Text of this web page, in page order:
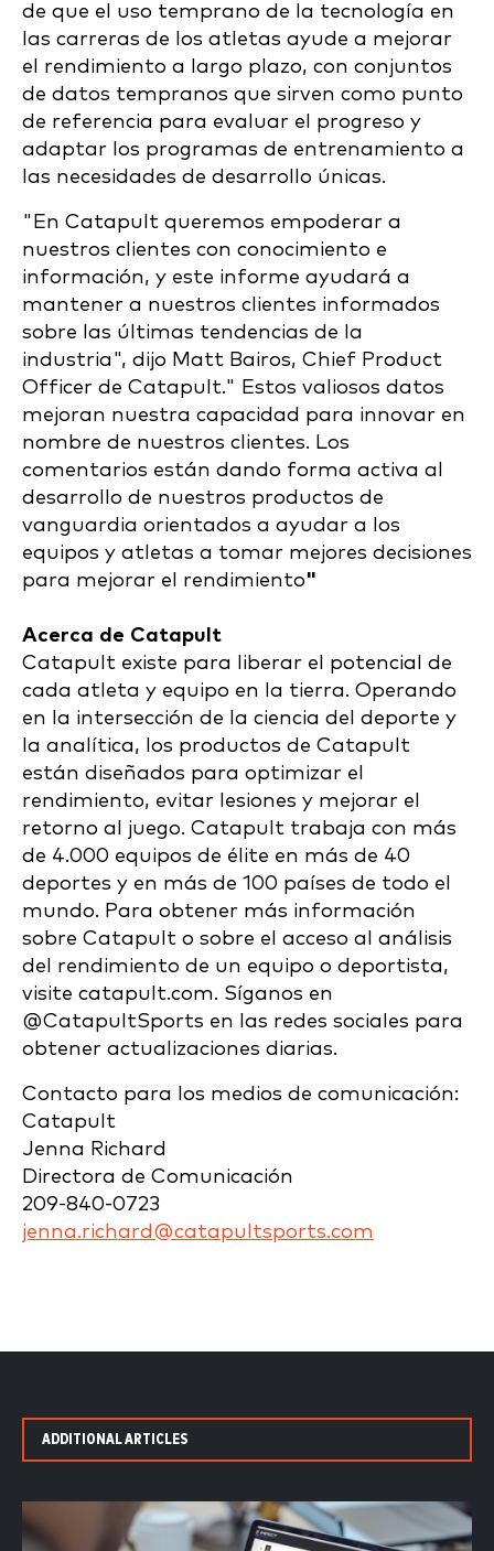
de que el uso temprano de la tecnología en
las carreras de los atletas ayude a mejorar
el rendimiento a largo plazo, con conjuntos
de datos tempranos que sirven como punto
de referencia para evaluar el progreso y
adaptar los programas de entrenamiento a
las necesidades de desarrollo únicas.
"En Catapult queremos empoderar a
nuestros clientes con conocimiento e
información, y este informe ayudará a
mantener a nuestros clientes informados
sobre las últimas tendencias de la
industria", dijo Matt Bairos, Chief Product
Officer de Catapult." Estos valiosos datos
mejoran nuestra capacidad para innovar en
nombre de nuestros clientes. Los
comentarios están dando forma activa al
desarrollo de nuestros productos de
vanguardia orientados a ayudar a los
equipos y atletas a tomar mejores decisiones
para mejorar el rendimiento"
Acerca de Catapult
Catapult existe para liberar el potencial de
cada atleta y equipo en la tierra. Operando
en la intersección de la ciencia del deporte y
la analítica, los productos de Catapult
están diseñados para optimizar el
rendimiento, evitar lesiones y mejorar el
retorno al juego. Catapult trabaja con más
de 4.000 equipos de élite en más de 40
deportes y en más de 100 países de todo el
mundo. Para obtener más información
sobre Catapult o sobre el acceso al análisis
del rendimiento de un equipo o deportista,
visite catapult.com. Síganos en
@CatapultSports en las redes sociales para
obtener actualizaciones diarias.
Contacto para los medios de comunicación:
Catapult
Jenna Richard
Directora de Comunicación
209-840-0723
jenna.richard@catapultsports.com
ADDITIONAL ARTICLES